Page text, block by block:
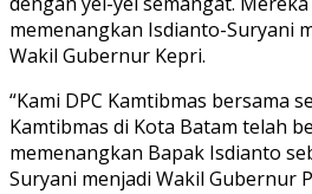
memenangkan Isdianto-Suryani
Wakil Gubernur Kepri.
“Kami DPC Kamtibmas bersama
Kamtibmas di Kota Batam telah
memenangkan Bapak Isdianto
Suryani menjadi Wakil Gubernur